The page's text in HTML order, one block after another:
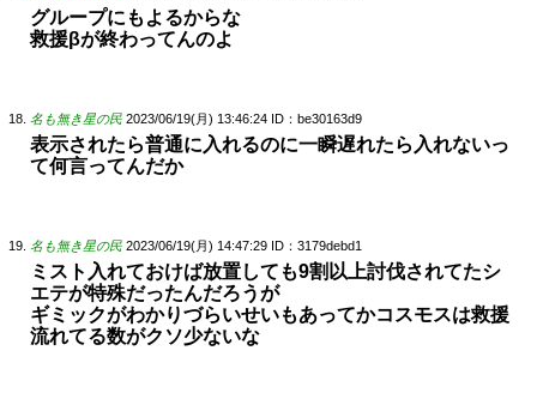
グループにもよるからな
救援βが終わってんのよ
名も無き星の民 2023/06/19(月) 13:46:24 ID：be30163d9
表示されたら普通に入れるのに一瞬遅れたら入れないっ
て何言ってんだか
名も無き星の民 2023/06/19(月) 14:47:29 ID：3179debd1
ミスト入れておけば放置しても9割以上討伐されてたシ
エテが特殊だったんだろうが
ギミックがわかりづらいせいもあってかコスモスは救援
流れてる数がクソ少ないな